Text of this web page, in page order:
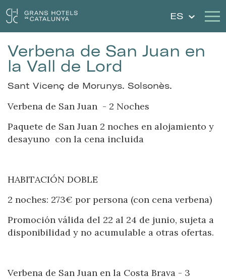
ES
Nuestros Hoteles Escapadas
Bodas Cheques Regalo
Descubre Cataluña Contacto
Mi reserva
Iniciar sesión
Ubicación/nombre del hotel
Verbena de San Juan en
la Vall de Lord
Sant Vicenç de Morunys. Solsonès.
Verbena de San Juan - 2 Noches
Paquete de San Juan 2 noches en alojamiento y
desayuno con la cena incluida
HABITACIÓN DOBLE
2 noches: 273€ por persona (con cena verbena)
Promoción válida del 22 al 24 de junio, sujeta a
disponibilidad y no acumulable a otras ofertas.
Verbena de San Juan en la Costa Brava - 3